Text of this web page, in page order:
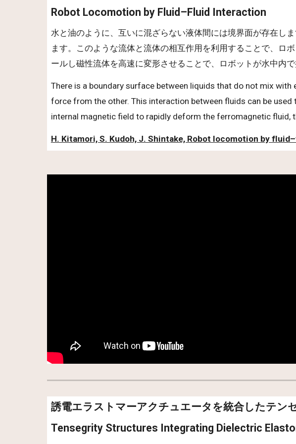
Robot Locomotion by Fluid–Fluid Interaction
水と油のように、互いに混ざらない液体間には境界面が存在し
ます。このような流体と流体の相互作用を利用することで、ロ
ールし磁性流体を高速に変形させることで、ロボットが水中内
There is a boundary surface between liquids that do not mix
force from the other. This interaction between fluids can be
internal magnetic field to rapidly deform the ferromagnetic fluid,
H. Kitamori, S. Kudoh, J. Shintake, Robot locomotion by
誘電エラストマーアクチュエータを統合したテン
Tensegrity Structures Integrating Dielectric